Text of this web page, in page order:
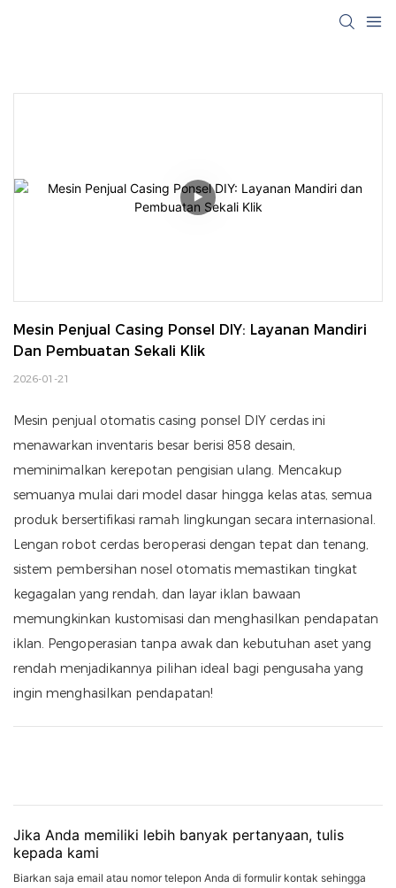
Mesin Penjual Casing Ponsel DIY: Layanan Mandiri
Dan Pembuatan Sekali Klik
2026-01-21
Mesin penjual otomatis casing ponsel DIY cerdas ini
menawarkan inventaris besar berisi 858 desain,
meminimalkan kerepotan pengisian ulang. Mencakup
semuanya mulai dari model dasar hingga kelas atas, semua
produk bersertifikasi ramah lingkungan secara internasional.
Lengan robot cerdas beroperasi dengan tepat dan tenang,
sistem pembersihan nosel otomatis memastikan tingkat
kegagalan yang rendah, dan layar iklan bawaan
memungkinkan kustomisasi dan menghasilkan pendapatan
iklan. Pengoperasian tanpa awak dan kebutuhan aset yang
rendah menjadikannya pilihan ideal bagi pengusaha yang
ingin menghasilkan pendapatan!
Jika Anda memiliki lebih banyak pertanyaan, tulis
kepada kami
Biarkan saja email atau nomor telepon Anda di formulir kontak sehingga